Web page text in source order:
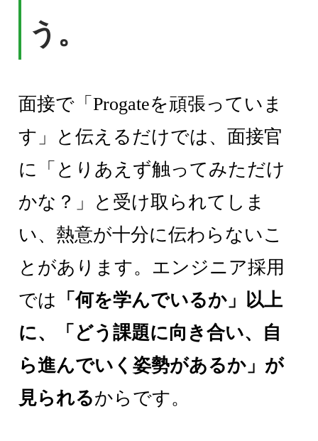
う。
面接で「Progateを頑張っていま
す」と伝えるだけでは、面接官
に「とりあえず触ってみただけ
かな？」と受け取られてしま
い、熱意が十分に伝わらないこ
とがあります。エンジニア採用
では
「何を学んでいるか」以上
に、「どう課題に向き合い、自
ら進んでいく姿勢があるか」が
見られるからです。